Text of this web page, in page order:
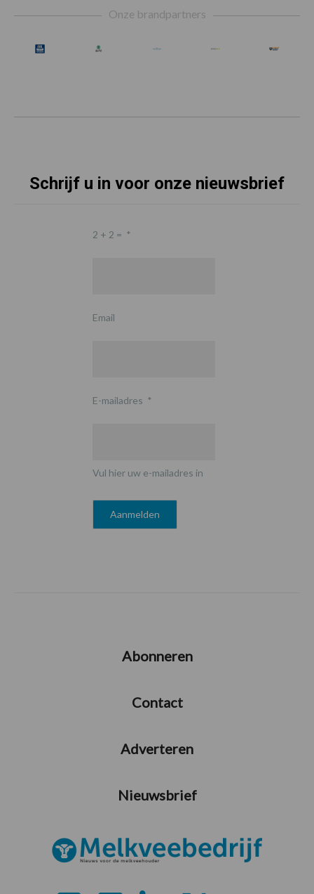
Onze brandpartners
Schrijf u in voor onze nieuwsbrief
2 + 2 = *
Email
E-mailadres *
Vul hier uw e-mailadres in
Abonneren
Contact
Adverteren
Nieuwsbrief